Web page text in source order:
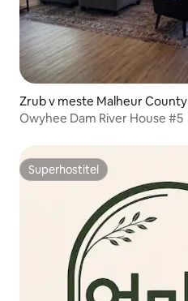
Zrub v meste Malheur County
Owyhee Dam River House #5
Superhostiteľ
Superhostiteľ